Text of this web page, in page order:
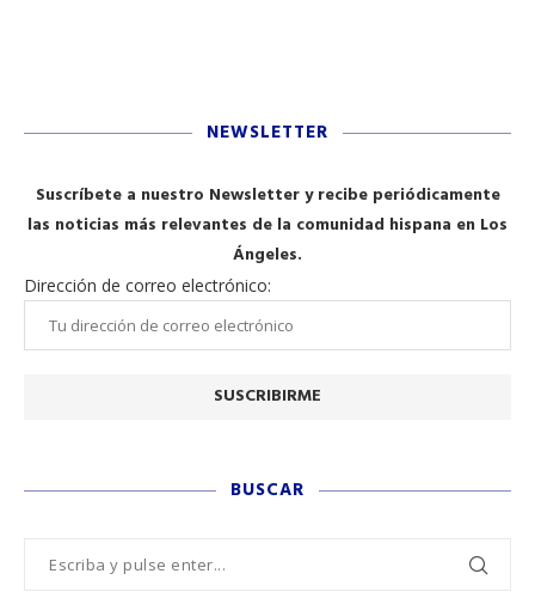
Suscríbete a nuestro Newsletter y recibe periódicamente
las noticias más relevantes de la comunidad hispana en Los
Ángeles.